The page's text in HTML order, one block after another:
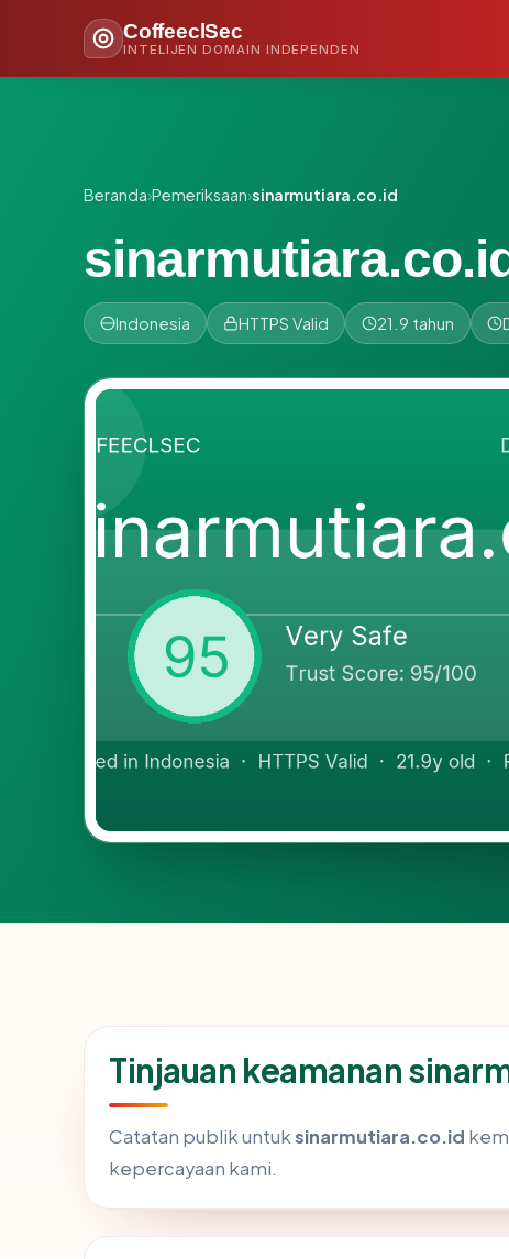
CoffeeclSec
INTELIJEN DOMAIN INDEPENDEN
Beranda›Pemeriksaan›sinarmutiara.co.id
Indonesia HTTPS Valid 21.9 tahun
Tinjauan keamanan
Catatan publik untuksinarmutiara.co.id
kepercayaan kami.